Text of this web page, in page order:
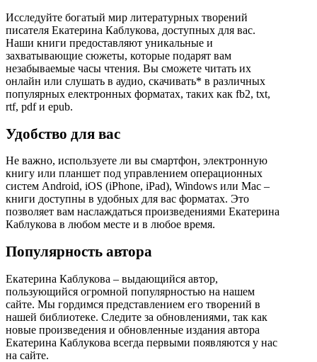
Исследуйте богатый мир литературных творений
писателя Екатерина Каблукова, доступных для вас.
Наши книги предоставляют уникальные и
захватывающие сюжеты, которые подарят вам
незабываемые часы чтения. Вы сможете читать их
онлайн или слушать в аудио, скачивать* в различных
популярных електронных форматах, таких как fb2, txt,
rtf, pdf и epub.
Удобство для вас
Не важно, используете ли вы смартфон, электронную
книгу или планшет под управлением операционных
систем Android, iOS (iPhone, iPad), Windows или Mac –
книги доступны в удобных для вас форматах. Это
позволяет вам наслаждаться произведениями Екатерина
Каблукова в любом месте и в любое время.
Популярность автора
Екатерина Каблукова – выдающийся автор,
пользующийся огромной популярностью на нашем
сайте. Мы гордимся представлением его творений в
нашей библиотеке. Следите за обновлениями, так как
новые произведения и обновленные издания автора
Екатерина Каблукова всегда первыми появляются у нас
на сайте.